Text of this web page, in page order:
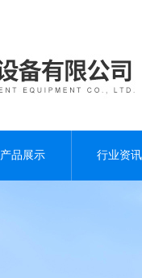
产品展示 行业资讯